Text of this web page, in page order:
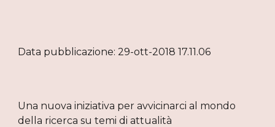
Data pubblicazione: 29-ott-2018 17.11.06
Una nuova iniziativa per avvicinarci al mondo
della ricerca su temi di attualità